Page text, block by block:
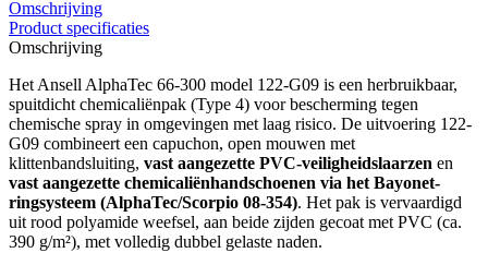
Omschrijving
Product specificaties
Omschrijving
Het Ansell AlphaTec 66-300 model 122-G09 is een herbruikbaar,
spuitdicht chemicaliënpak (Type 4) voor bescherming tegen
chemische spray in omgevingen met laag risico. De uitvoering 122-
G09 combineert een capuchon, open mouwen met
klittenbandsluiting, vast aangezette PVC-veiligheidslaarzen en
vast aangezette chemicaliënhandschoenen via het Bayonet-
ringsysteem (AlphaTec/Scorpio 08-354). Het pak is vervaardigd
uit rood polyamide weefsel, aan beide zijden gecoat met PVC (ca.
390 g/m²), met volledig dubbel gelaste naden.